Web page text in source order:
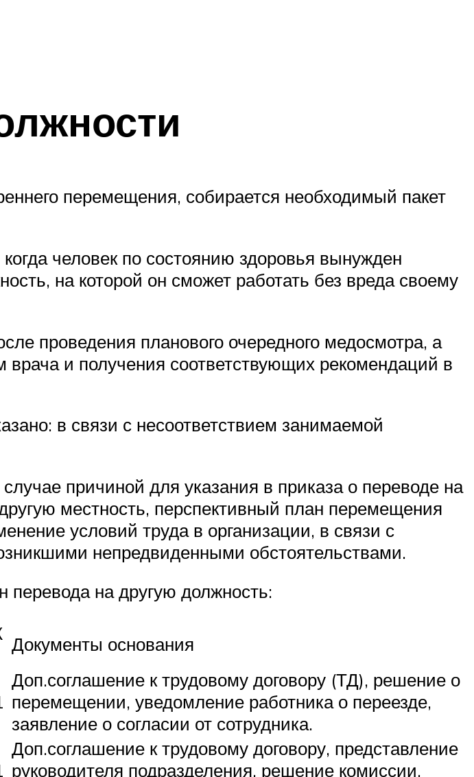
перемещения, собирается необходимый пакет
человек по состоянию здоровья вынужден
на которой он сможет работать без вреда своему
проведения планового очередного медосмотра, а
и получения соответствующих рекомендаций в
в связи с несоответствием занимаемой
причиной для указания в приказа о переводе на
местность, перспективный план перемещения
условий труда в организации, в связи с
непредвиденными обстоятельствами.
на другую должность:
Документы основания
Доп.соглашение к трудовому договору (ТД), решение о
перемещении, уведомление работника о переезде,
заявление о согласии от сотрудника.
Доп.соглашение к трудовому договору, представление
руководителя подразделения, решение комиссии,